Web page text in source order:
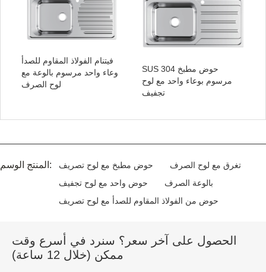
فيتنام الفولاذ المقاوم للصدأ
وعاء واحد مرسوم بالوعة مع
لوح الصرف
SUS 304 حوض مطبخ
مرسوم بوعاء واحد مع لوح
تجفيف
المنتج الوسم: حوض مطبخ مع لوح تصريف
تغرق مع لوح الصرف
حوض واحد مع لوح تجفيف
بالوعة الصرف
حوض من الفولاذ المقاوم للصدأ مع لوح تصريف
الحصول على آخر سعر؟ سنرد في أسرع وقت
ممكن (خلال 12 ساعة)